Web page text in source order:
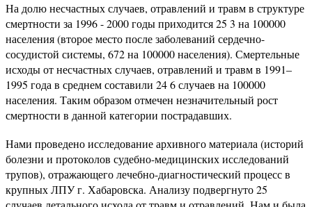
На долю несчастных случаев, отравлений и травм в структуре
смертности за 1996 - 2000 годы приходится 25 3 на 100000
населения (второе место после заболеваний сердечно-
сосудистой системы, 672 на 100000 населения). Смертельные
исходы от несчастных случаев, отравлений и травм в 1991–
1995 года в среднем составили 24 6 случаев на 100000
населения. Таким образом отмечен незначительный рост
смертности в данной категории пострадавших.
Нами проведено исследование архивного материала (историй
болезни и протоколов судебно-медицинских исследований
трупов), отражающего лечебно-диагностический процесс в
крупных ЛПУ г. Хабаровска. Анализу подвергнуто 25